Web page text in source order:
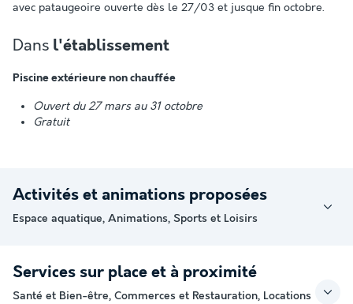
avec pataugeoire ouverte dès le 27/03 et jusque fin octobre.
Dans l'établissement
Piscine extérieure non chauffée
Ouvert du 27 mars au 31 octobre
Gratuit
Activités et animations proposées
Espace aquatique, Animations, Sports et Loisirs
Services sur place et à proximité
Santé et Bien-être, Commerces et Restauration, Locations